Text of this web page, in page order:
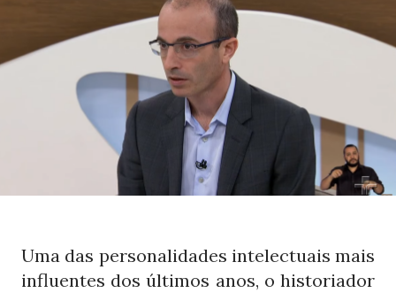
Uma das personalidades intelectuais mais
influentes dos últimos anos, o historiador